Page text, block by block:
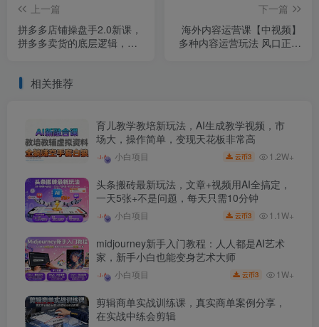
上一篇
拼多多店铺操盘手2.0新课，
拼多多卖货的底层逻辑，打
下一篇
海外内容运营课【中视频】
多种内容运营玩法 风口正当
相关推荐
育儿教学教培新玩法，AI生成教学视频，市
场大，操作简单，变现天花板非常高
小白项目 云币3 1.2W+
头条搬砖最新玩法，文章+视频用AI全搞定，
一天5张+不是问题，每天只需10分钟
小白项目 云币3 1.1W+
midjourney新手入门教程：人人都是AI艺术
家，新手小白也能变身艺术大师
小白项目 云币3 1W+
剪辑商单实战训练课，真实商单案例分享，
在实战中练会剪辑